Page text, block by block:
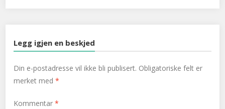
Legg igjen en beskjed
Din e-postadresse vil ikke bli publisert. Obligatoriske felt er
merket med*
Kommentar*